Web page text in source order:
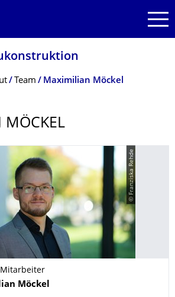
Team Maximilian Möckel
MÖCKEL
© Franziska Rehde
Möckel